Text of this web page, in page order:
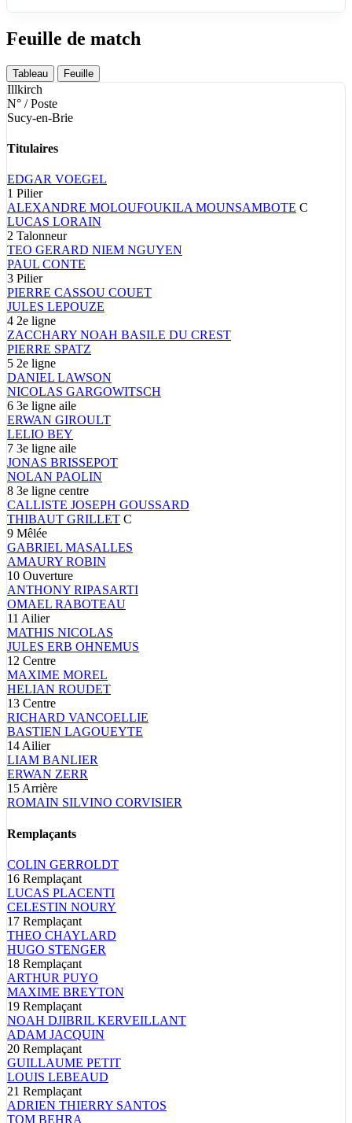
Feuille de match
Tableau Feuille
Illkirch
N° / Poste
Sucy-en-Brie
Titulaires
EDGAR VOEGEL
1 Pilier
ALEXANDRE MOLOUFOUKILA MOUNSAMBOTE C
LUCAS LORAIN
2 Talonneur
TEO GERARD NIEM NGUYEN
PAUL CONTE
3 Pilier
PIERRE CASSOU COUET
JULES LEPOUZE
4 2e ligne
ZACCHARY NOAH BASILE DU CREST
PIERRE SPATZ
5 2e ligne
DANIEL LAWSON
NICOLAS GARGOWITSCH
6 3e ligne aile
ERWAN GIROULT
LELIO BEY
7 3e ligne aile
JONAS BRISSEPOT
NOLAN PAOLIN
8 3e ligne centre
CALLISTE JOSEPH GOUSSARD
THIBAUT GRILLET C
9 Mêlée
GABRIEL MASALLES
AMAURY ROBIN
10 Ouverture
ANTHONY RIPASARTI
OMAEL RABOTEAU
11 Ailier
MATHIS NICOLAS
JULES ERB OHNEMUS
12 Centre
MAXIME MOREL
HELIAN ROUDET
13 Centre
RICHARD VANCOELLIE
BASTIEN LAGOUEYTE
14Ailier
LIAM BANLIER
ERWAN ZERR
15Arrière
ROMAIN SILVINO CORVISIER
Remplaçants
COLIN GERROLDT
16 Remplaçant
LUCAS PLACENTI
CELESTIN NOURY
17 Remplaçant
THEO CHAYLARD
HUGO STENGER
18 Remplaçant
ARTHUR PUYO
MAXIME BREYTON
19 Remplaçant
NOAH DJIBRIL KERVEILLANT
ADAM JACQUIN
20 Remplaçant
GUILLAUME PETIT
LOUIS LEBEAUD
21 Remplaçant
ADRIEN THIERRY SANTOS
TOM BEHRA